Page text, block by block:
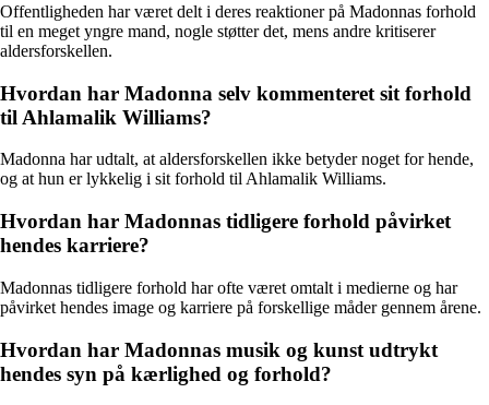
Offentligheden har været delt i deres reaktioner på Madonnas forhold
til en meget yngre mand, nogle støtter det, mens andre kritiserer
aldersforskellen.
Hvordan har Madonna selv kommenteret sit forhold
til Ahlamalik Williams?
Madonna har udtalt, at aldersforskellen ikke betyder noget for hende,
og at hun er lykkelig i sit forhold til Ahlamalik Williams.
Hvordan har Madonnas tidligere forhold påvirket
hendes karriere?
Madonnas tidligere forhold har ofte været omtalt i medierne og har
påvirket hendes image og karriere på forskellige måder gennem årene.
Hvordan har Madonnas musik og kunst udtrykt
hendes syn på kærlighed og forhold?